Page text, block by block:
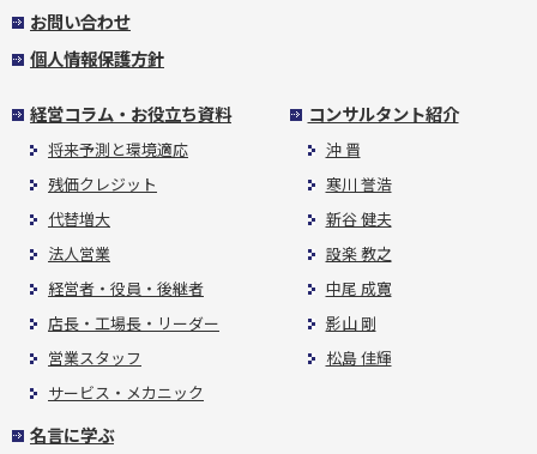
お問い合わせ
個人情報保護方針
経営コラム・お役立ち資料
将来予測と環境適応
残価クレジット
代替増大
法人営業
経営者・役員・後継者
店長・工場長・リーダー
営業スタッフ
サービス・メカニック
名言に学ぶ
コンサルタント紹介
沖 晋
寒川 誉浩
新谷 健夫
設楽 教之
中尾 成寛
影山 剛
松島 佳輝